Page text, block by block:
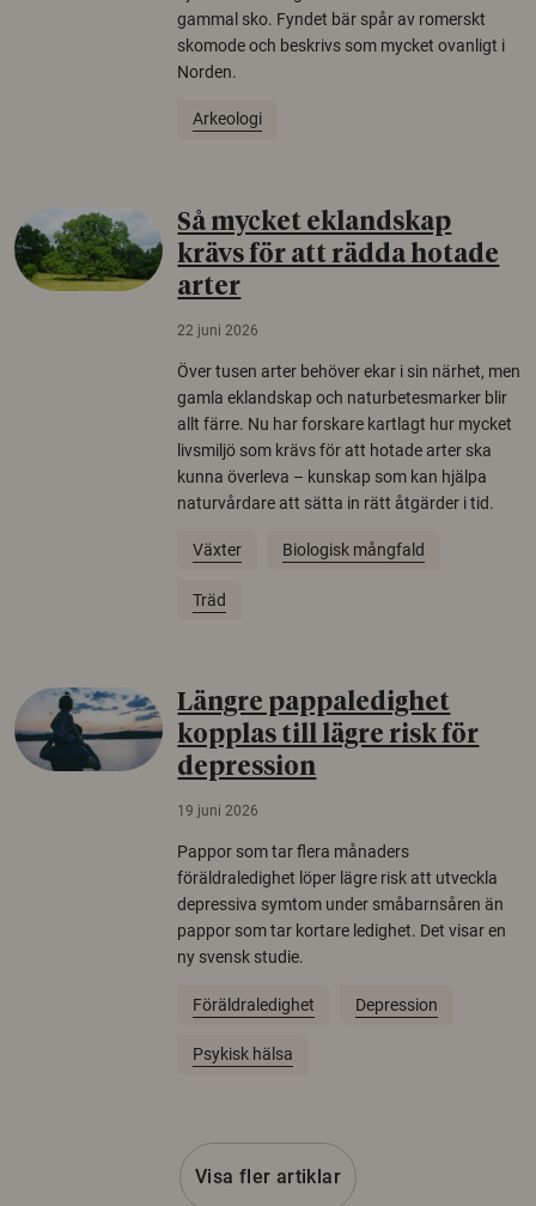
gammal sko. Fyndet bär spår av romerskt
skomode och beskrivs som mycket ovanligt i
Norden.
Arkeologi
Så mycket eklandskap
krävs för att rädda hotade
arter
22 juni 2026
Över tusen arter behöver ekar i sin närhet, men
gamla eklandskap och naturbetesmarker blir
allt färre. Nu har forskare kartlagt hur mycket
livsmiljö som krävs för att hotade arter ska
kunna överleva – kunskap som kan hjälpa
naturvårdare att sätta in rätt åtgärder i tid.
Växter Biologisk mångfald
Träd
Längre pappaledighet
kopplas till lägre risk för
depression
19 juni 2026
Pappor som tar flera månaders
föräldraledighet löper lägre risk att utveckla
depressiva symtom under småbarnsåren än
pappor som tar kortare ledighet. Det visar en
ny svensk studie.
Föräldraledighet Depression
Psykisk hälsa
Visa fler artiklar